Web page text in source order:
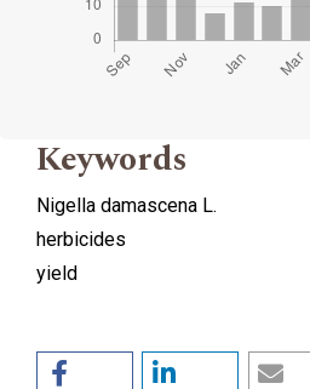
Keywords
Nigella damascena L.
herbicides
yield